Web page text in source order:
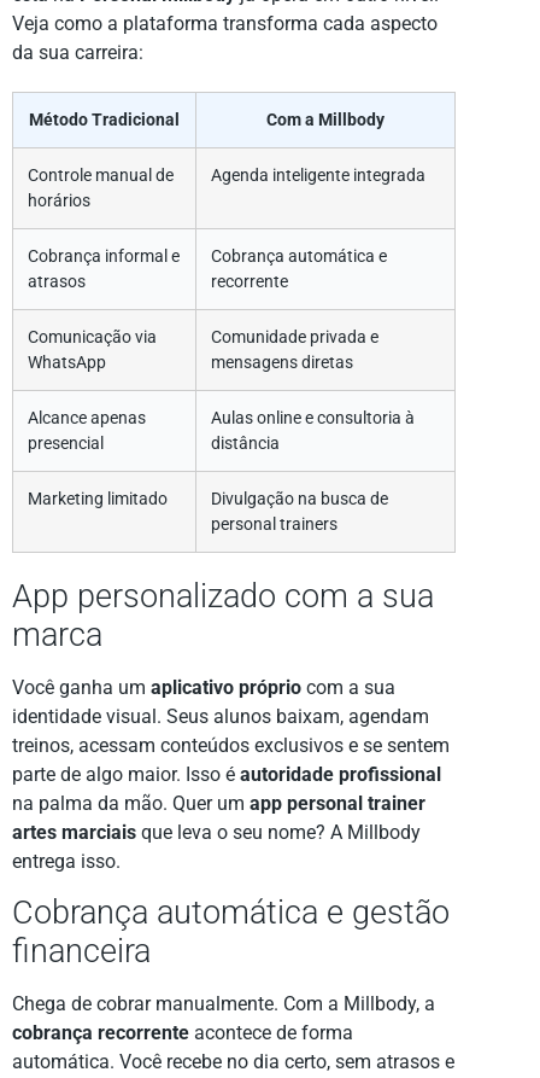
Veja como a plataforma transforma cada aspecto
da sua carreira:
Método Tradicional Com a Millbody
Controle manual de
horários
Agenda inteligente integrada
Cobrança informal e
atrasos
Cobrança automática e
recorrente
Comunicação via
WhatsApp
Comunidade privada e
mensagens diretas
Alcance apenas
presencial
Aulas online e consultoria à
distância
Marketing limitado
Divulgação na busca de
personal trainers
App personalizado com a sua
marca
Você ganha um aplicativo próprio com a sua
identidade visual. Seus alunos baixam, agendam
treinos, acessam conteúdos exclusivos e se sentem
parte de algo maior. Isso é autoridade profissional
na palma da mão. Quer um app personal trainer
artes marciais que leva o seu nome? A Millbody
entrega isso.
Cobrança automática e gestão
financeira
Chega de cobrar manualmente. Com a Millbody, a
cobrança recorrente acontece de forma
automática. Você recebe no dia certo, sem atrasos e